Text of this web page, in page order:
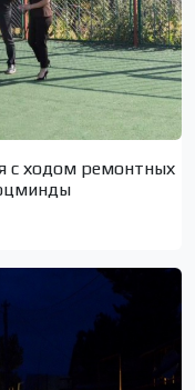
с ходом ремонтных